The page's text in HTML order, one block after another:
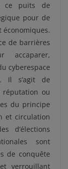
ce puits de
pour de
de barrières
accaparer,
cyberespace
Il s’agit de
réputation ou
du principe
et circulation
d’élections
sont
de conquête
verrouillant